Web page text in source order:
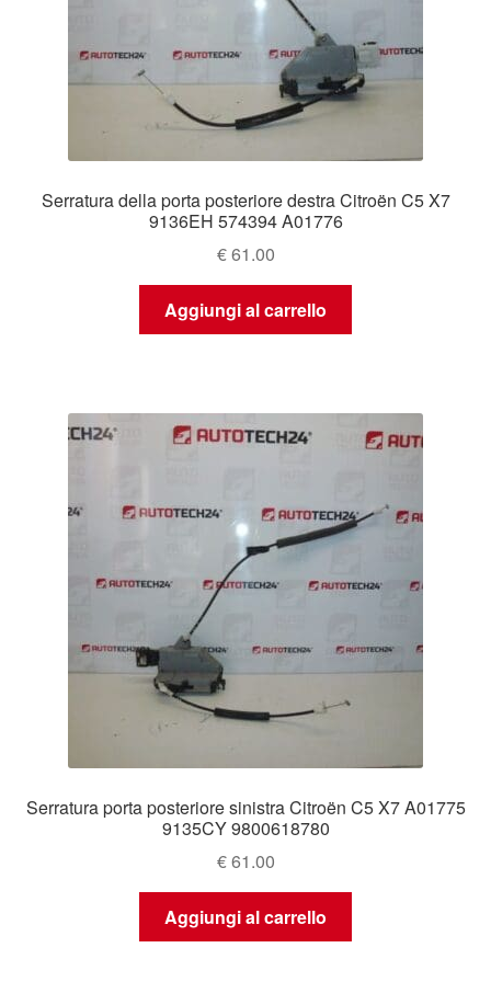
Serratura della porta posteriore destra Citroën C5 X7
9136EH 574394 A01776
€61.00
Aggiungi al carrello
Serratura porta posteriore sinistra Citroën C5 X7 A01775
9135CY 9800618780
€61.00
Aggiungi al carrello